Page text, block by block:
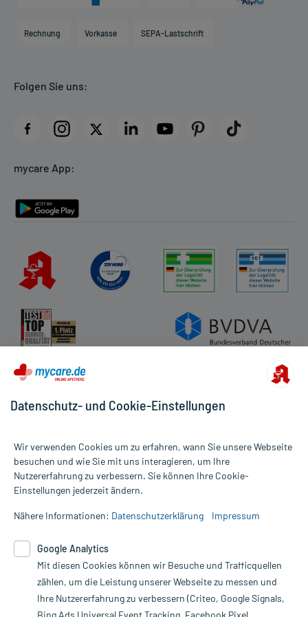
Direktabrechnung PKV
AGB
Datenschutz
Rückgabe/Widerruf
Rechnung Vorkasse SEPA-Lastschrift
Folgen Sie uns:
mycare App:
Alle Preise gelten inkl. MwSt., ggf. zzgl. Versandkosten
Informationen auf dieser Website werden ausschließlich für
die Untersuchung und Behandlung durch einen Arzt. Bitte
Therapien eingeleitet werden können. | Diese Webseite benutzt
Google Analytics. Lesen Sie bitte dazu die wichtigen Hinweise in
unserer Datenschutzerklärung. Für den Widerruf einer Bestellung
nutzen Sie das Formular:
Datenschutz- und Cookie-Einstellungen
Wir verwenden Cookies um zu erfahren, wann Sie unsere Webseite
besuchen und wie Sie mit uns interagieren, um Ihre
Nutzererfahrung zu verbessern. Sie können Ihre Cookie-
Einstellungen jederzeit ändern.
Nähere Informationen: Datenschutzerklärung Impressum
Google Analytics
Mit diesen Cookies können wir Besuche und Trafficquellen
zählen, um die Leistung unserer Webseite zu messen und
Ihre Nutzererfahrung zu verbessern (Criteo, Google Signals,
Bing Ads Universal Event Tracking, Facebook Pixel,